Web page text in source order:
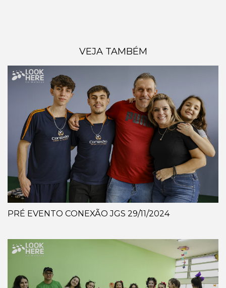
VEJA TAMBÉM
PRÉ EVENTO CONEXÃO JGS 29/11/2024